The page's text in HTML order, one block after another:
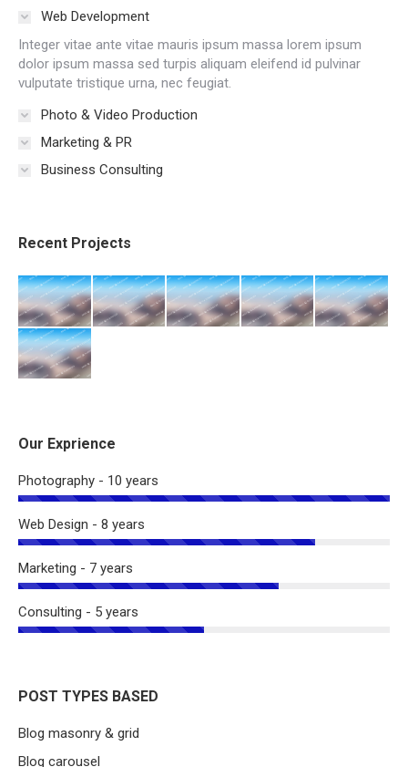
Web Development
Integer vitae ante vitae mauris ipsum massa lorem ipsum
dolor ipsum massa sed turpis aliquam eleifend id pulvinar
vulputate tristique urna, nec feugiat.
Photo & Video Production
Marketing & PR
Business Consulting
Recent Projects
Our Exprience
Photography - 10 years
Web Design - 8 years
Marketing - 7 years
Consulting - 5 years
POST TYPES BASED
Blog masonry & grid
Blog carousel